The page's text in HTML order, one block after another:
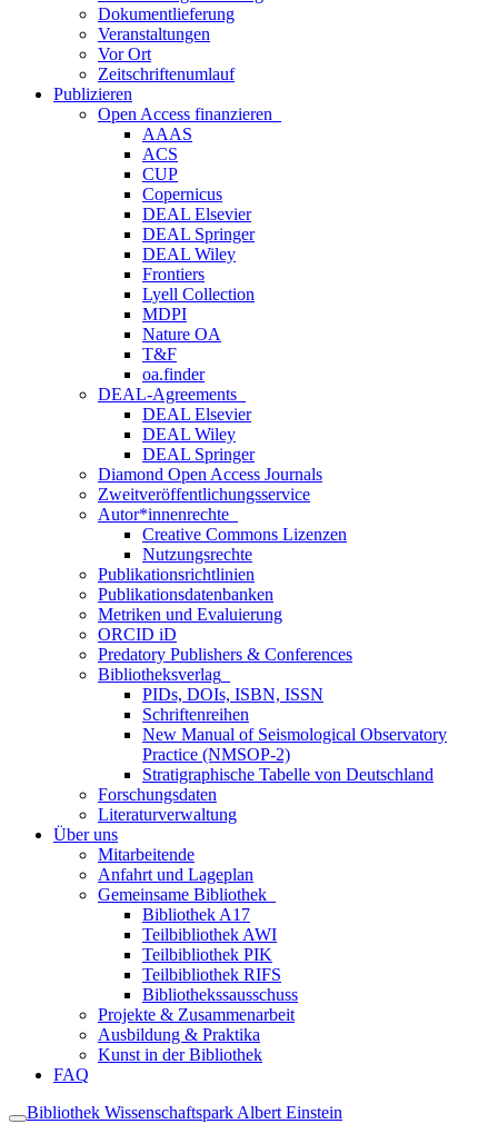
Dokumentlieferung
Veranstaltungen
Vor Ort
Zeitschriftenumlauf
Publizieren
Open Access finanzieren
AAAS
ACS
CUP
Copernicus
DEAL Elsevier
DEAL Springer
DEAL Wiley
Frontiers
Lyell Collection
MDPI
Nature OA
T&F
oa.finder
DEAL-Agreements
DEAL Elsevier
DEAL Wiley
DEAL Springer
Diamond Open Access Journals
Zweitveröffentlichungsservice
Autor*innenrechte
Creative Commons Lizenzen
Nutzungsrechte
Publikationsrichtlinien
Publikationsdatenbanken
Metriken und Evaluierung
ORCID iD
Predatory Publishers & Conferences
Bibliotheksverlag
PIDs, DOIs, ISBN, ISSN
Schriftenreihen
New Manual of Seismological Observatory
Practice (NMSOP-2)
Stratigraphische Tabelle von Deutschland
Forschungsdaten
Literaturverwaltung
Über uns
Mitarbeitende
Anfahrt und Lageplan
Gemeinsame Bibliothek
Bibliothek A17
Teilbibliothek AWI
Teilbibliothek PIK
Teilbibliothek RIFS
Bibliothekssausschuss
Projekte & Zusammenarbeit
Ausbildung & Praktika
Kunst in der Bibliothek
FAQ
Bibliothek Wissenschaftspark Albert Einstein